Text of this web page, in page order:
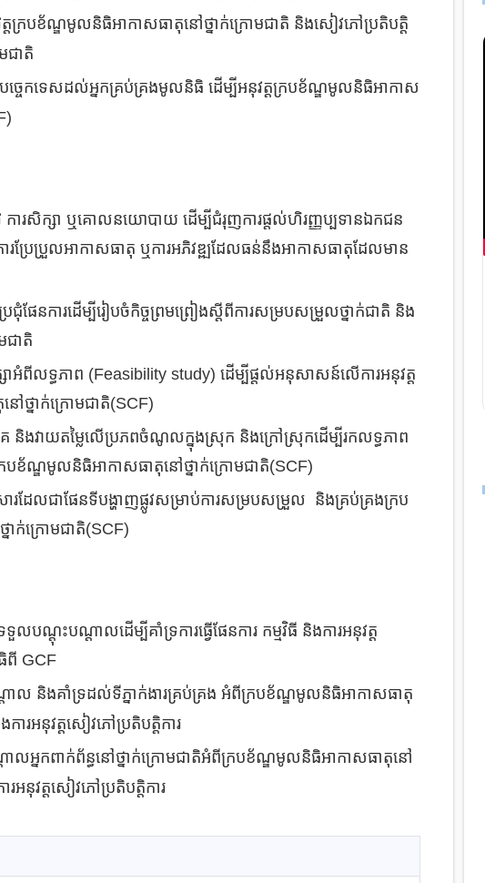
ត្តក្របខ័ណ្ឌមូលនិធិអាកាសធាតុនៅថ្នាក់ក្រោមជាតិ និងសៀវភៅប្រតិបត្តិ
ជាតិ
ចេកទេសដល់អ្នកគ្រប់គ្រងមូលនិធិ ដើម្បីអនុវត្តក្របខ័ណ្ឌមូលនិធិអាកាស
វ ការសិក្សា ឬគោលនយោបាយ ដើម្បីជំរុញការផ្តល់ហិរញ្ញប្បទានឯកជន
ការប្រែប្រួលអាកាសធាតុ ឬការអភិវឌ្ឍដែលធន់នឹងអាកាសធាតុដែលមាន
រជុំផែនការដើម្បីរៀបចំកិច្ចព្រមព្រៀងស្តីពីការសម្របសម្រួលថ្នាក់ជាតិ និង
ជាតិ
សាអំពីលទ្ធភាព (Feasibility study) ដើម្បីផ្តល់អនុសាសន៍លើការអនុវត្ត
ថ្នាក់ក្រោមជាតិ(SCF)
ាគ និងវាយតម្លៃលើប្រភពចំណូលក្នុងស្រុក និងក្រៅស្រុកដើម្បីរកលទ្ធភាព
បខ័ណ្ឌមូលនិធិអាកាសធាតុនៅថ្នាក់ក្រោមជាតិ(SCF)
រដែលជាផែនទីបង្ហាញផ្លូវសម្រាប់ការសម្របសម្រួល និងគ្រប់គ្រងក្រប
ក់ក្រោមជាតិ(SCF)
បណ្តុះបណ្តាលដើម្បីគាំទ្រការធ្វើផែនការ កម្មវិធី និងការអនុវត្ត
ពី GCF
ាល និងគាំទ្រដល់ទីភ្នាក់ងារគ្រប់គ្រង អំពីក្របខ័ណ្ឌមូលនិធិអាកាសធាតុ
ារអនុវត្តសៀវភៅប្រតិបត្តិការ
ាលអ្នកពាក់ព័ន្ធនៅថ្នាក់ក្រោមជាតិអំពីក្របខ័ណ្ឌមូលនិធិអាកាសធាតុនៅ
អនុវត្តសៀវភៅប្រតិបត្តិការ